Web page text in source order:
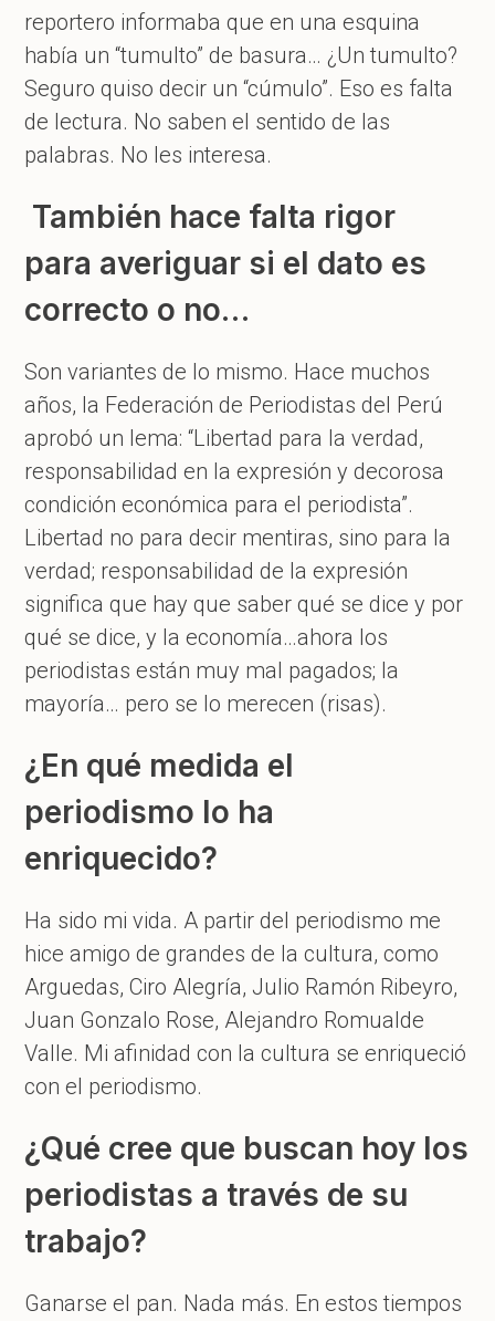
reportero informaba que en una esquina
había un “tumulto” de basura… ¿Un tumulto?
Seguro quiso decir un “cúmulo”. Eso es falta
de lectura. No saben el sentido de las
palabras. No les interesa.
También hace falta rigor
para averiguar si el dato es
correcto o no…
Son variantes de lo mismo. Hace muchos
años, la Federación de Periodistas del Perú
aprobó un lema: “Libertad para la verdad,
responsabilidad en la expresión y decorosa
condición económica para el periodista”.
Libertad no para decir mentiras, sino para la
verdad; responsabilidad de la expresión
significa que hay que saber qué se dice y por
qué se dice, y la economía…ahora los
periodistas están muy mal pagados; la
mayoría… pero se lo merecen (risas).
¿En qué medida el
periodismo lo ha
enriquecido?
Ha sido mi vida. A partir del periodismo me
hice amigo de grandes de la cultura, como
Arguedas, Ciro Alegría, Julio Ramón Ribeyro,
Juan Gonzalo Rose, Alejandro Romualde
Valle. Mi afinidad con la cultura se enriqueció
con el periodismo.
¿Qué cree que buscan hoy los
periodistas a través de su
trabajo?
Ganarse el pan. Nada más. En estos tiempos